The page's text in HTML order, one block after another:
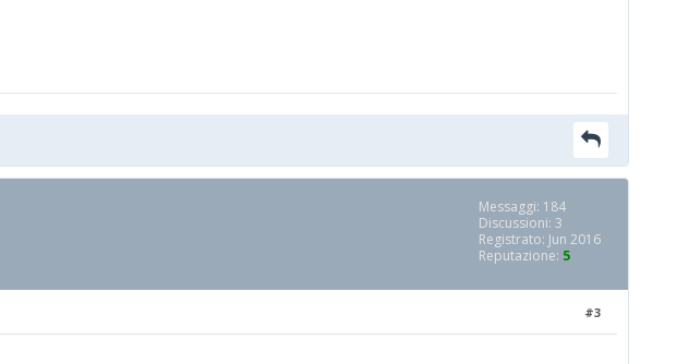
Messaggi: 184
Discussioni: 3
Registrato: Jun 2016
Reputazione: 5
#3